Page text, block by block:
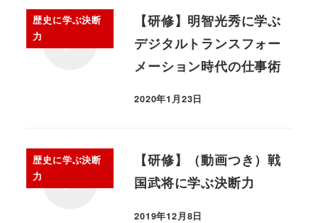
歴史に学ぶ決断
力
【研修】明智光秀に学ぶ
デジタルトランスフォー
メーション時代の仕事術
2020年1月23日
歴史に学ぶ決断
力
【研修】（動画つき）戦
国武将に学ぶ決断力
2019年12月8日